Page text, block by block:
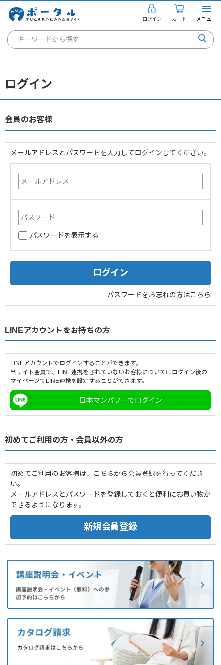
ログイン カート メニュー
キーワードから探す
通信講座
講座を探す
個人のお客様
法人のお客様
企業情報
採用情報
ログイン
会員のお客様
メールアドレスとパスワードを入力してログインしてください。
パスワードを表示する
パスワードをお忘れの方はこちら
LINEアカウントをお持ちの方
LINEアカウントでログインすることができます。
当サイト会員で、LINE連携をされていないお客様についてはログイン後の
マイページでLINE連携を設定することができます。
日本マンパワーでログイン
初めてご利用の方・会員以外の方
初めてご利用のお客様は、こちらから会員登録を行ってくださ
い。
メールアドレスとパスワードを登録しておくと便利にお買い物が
できるようになります。